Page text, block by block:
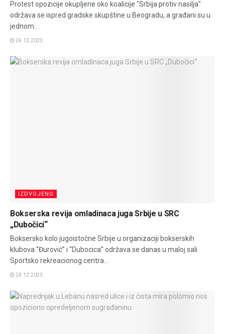
Protest opozicije okupljene oko koalicije "Srbija protiv nasilja"
održava se ispred gradske skupštine u Beogradu, a građani su u
jednom...
24.12.2023.
IZDVOJENO
Bokserska revija omladinaca juga Srbije u SRC
„Dubočici“
Boksersko kolo jugoistočne Srbije u organizaciji bokserskih
klubova “Đurović” i “Dubocica” održava se danas u maloj sali
Sportsko rekreacionog centra...
24.12.2023.